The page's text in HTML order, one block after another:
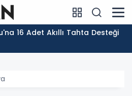
16 Adet Akıllı Tahta Desteği